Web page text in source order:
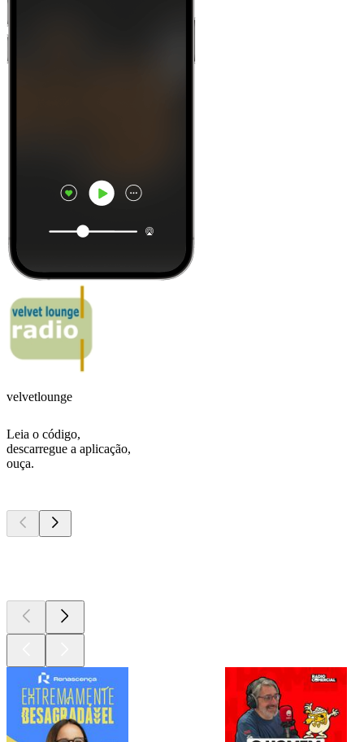
velvetlounge
Leia o código,
descarregue a aplicação,
ouça.